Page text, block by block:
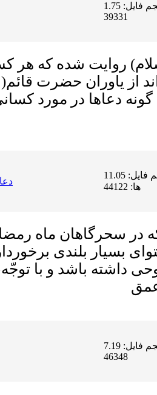
حجم فایل: 1.75 MB | دریافت ها:
39331
روایت شده که هر
از یاوران حضرت قائم
گونه دعاها در مورد
حجم فایل: 11.05 MB | دریافت
ها: 44122
در سحرگاهان ماه
بسیار بلندى
داشته باشد و با توجّه،
حجم فایل: 7.19 MB | دریافت ها:
46348